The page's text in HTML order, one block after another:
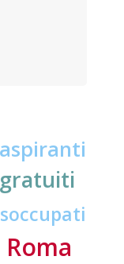
aspiranti